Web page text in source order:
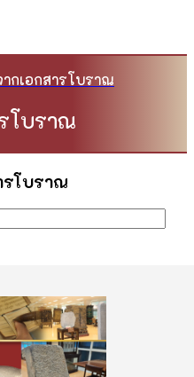
ากเอกสารโบราณ
โบราณ
รโบราณ